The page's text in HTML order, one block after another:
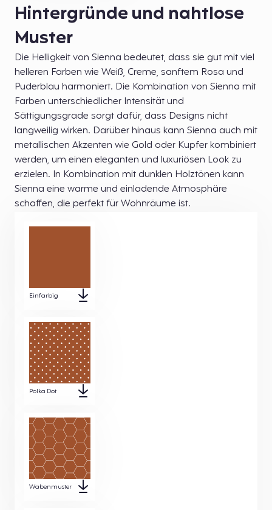
Hintergründe und nahtlose
Muster
Die Helligkeit von Sienna bedeutet, dass sie gut mit viel
helleren Farben wie Weiß, Creme, sanftem Rosa und
Puderblau harmoniert. Die Kombination von Sienna mit
Farben unterschiedlicher Intensität und
Sättigungsgrade sorgt dafür, dass Designs nicht
langweilig wirken. Darüber hinaus kann Sienna auch mit
metallischen Akzenten wie Gold oder Kupfer kombiniert
werden, um einen eleganten und luxuriösen Look zu
erzielen. In Kombination mit dunklen Holztönen kann
Sienna eine warme und einladende Atmosphäre
schaffen, die perfekt für Wohnräume ist.
Einfarbig
Polka Dot
Wabenmuster